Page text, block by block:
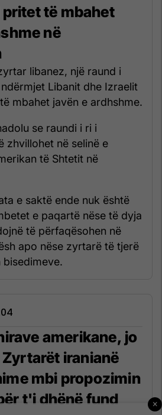
të mbahet
në
libanez, një raund i
Libanit dhe Izraelit
mbahet javën e ardhshme.
se raundi i ri i
zhvillohet në selinë e
të Shtetit në
e saktë ende nuk është
e paqartë nëse të dyja
të përfaqësohen në
apo nëse zyrtarë të tjerë
bisedimeve.
amerikane, jo
iranianë
mbi propozimin
t'i dhënë fund
×